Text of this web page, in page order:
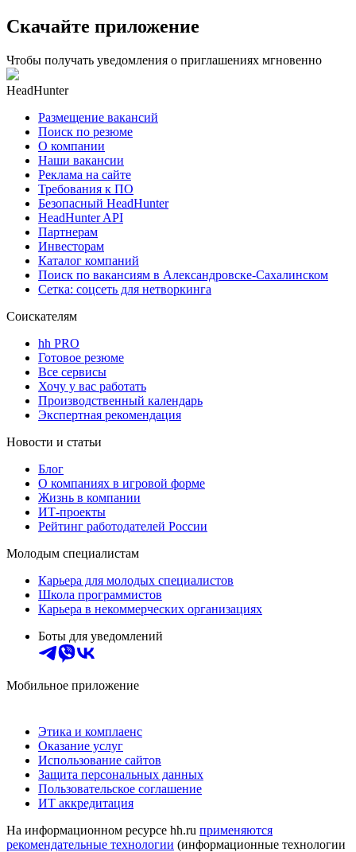
Скачайте приложение
Чтобы получать уведомления о приглашениях мгновенно
HeadHunter
Размещение вакансий
Поиск по резюме
О компании
Наши вакансии
Реклама на сайте
Требования к ПО
Безопасный HeadHunter
HeadHunter API
Партнерам
Инвесторам
Каталог компаний
Поиск по вакансиям в Александровске-Сахалинском
Сетка: соцсеть для нетворкинга
Соискателям
hh PRO
Готовое резюме
Все сервисы
Хочу у вас работать
Производственный календарь
Экспертная рекомендация
Новости и статьи
Блог
О компаниях в игровой форме
Жизнь в компании
ИТ-проекты
Рейтинг работодателей России
Молодым специалистам
Карьера для молодых специалистов
Школа программистов
Карьера в некоммерческих организациях
Боты для уведомлений
Мобильное приложение
Этика и комплаенс
Оказание услуг
Использование сайтов
Защита персональных данных
Пользовательское соглашение
ИТ аккредитация
На информационном ресурсе hh.ru применяются
рекомендательные технологии (информационные технологии